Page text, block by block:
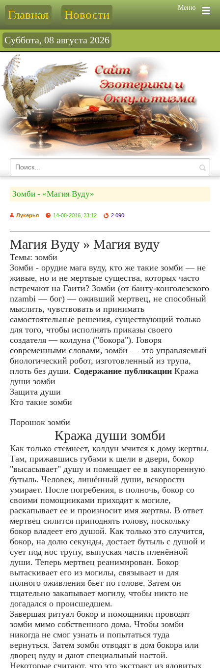
Меню
Главная Новости
Суббота, 08 августа 2026
Зомби - «Магия Вуду»
Лукерья 14-08-2016, 23:12 2 090
Магия Вуду » Магия вуду
Темы: зомби
Зомби - орудие мага вуду, кто же такие зомби — не
живые, но и не мертвые существа, которых часто
встречают на Гаити? Зомби (от банту-конголезского
nzambi — бог) — оживший мертвец, не способный
мыслить, чувствовать и принимать
самостоятельные решения, существующий только
для того, чтобы исполнять приказы своего
создателя — колдуна ("бокора"). Говоря
современными словами, зомби — это управляемый
биологический робот, изготовленный из трупа,
плоть без души. Содержание публикации Кража
души зомби
Защита души
Кто такие зомби
Порошок зомби
Кража души зомби
Как только стемнеет, колдун мчится к дому жертвы.
Там, прижавшись губами к щели в двери, бокор
"высасывает" душу и помещает ее в закупоренную
бутыль. Человек, лишённый души, вскорости
умирает. После погребения, в полночь, бокор со
своими помощниками приходит к могиле,
раскапывает ее и произносит имя жертвы. В ответ
мертвец силится приподнять голову, поскольку
бокор владеет его душой. Как только это случится,
бокор, на долю секунды, достает бутыль с душой и
сует под нос трупу, выпуская часть пленённой
души. Теперь мертвец реанимирован. Бокор
вытаскивает его из могилы, связывает и для
полного оживления бьет по голове. Затем он
тщательно закапывает могилу, чтобы никто не
догадался о происшедшем.
Завершая ритуал бокор и помощники проводят
зомби мимо собственного дома. Чтобы зомби
никогда не смог узнать и попытаться туда
вернуться. Затем зомби отводят в дом бокора или
дворец вуду и дают специальный настой.
Heкоторые считают, что это экстракт из ядовитых